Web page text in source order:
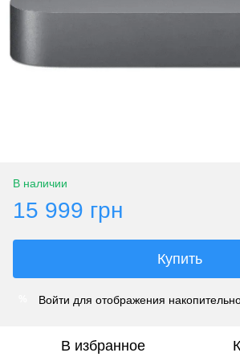
В наличии
15 999 грн
Купить
Войти для отображения
В избранное